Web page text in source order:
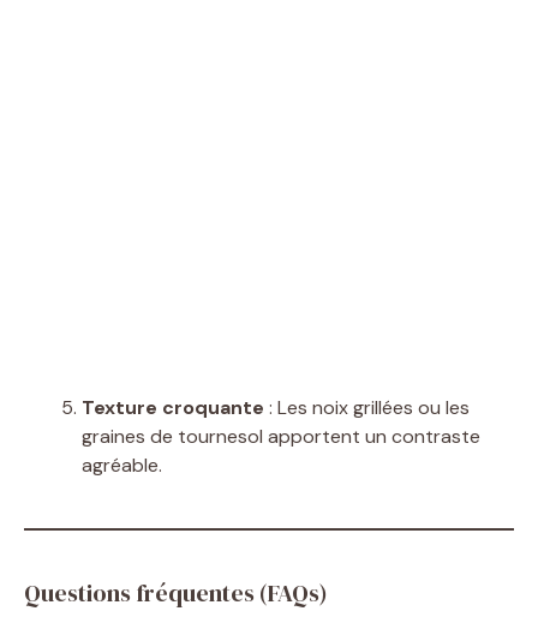
Texture croquante : Les noix grillées ou les
graines de tournesol apportent un contraste
agréable.
Questions fréquentes (FAQs)